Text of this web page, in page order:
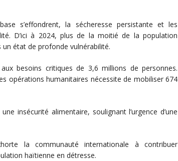
s’effondrent, la sécheresse persistante et les
D’ici à 2024, plus de la moitié de la population
état de profonde vulnérabilité.
besoins critiques de 3,6 millions de personnes.
opérations humanitaires nécessite de mobiliser 674
insécurité alimentaire, soulignant l’urgence d’une
la communauté internationale à contribuer
haïtienne en détresse.